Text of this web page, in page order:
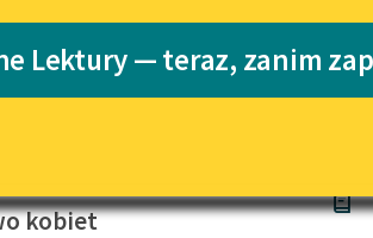
Lektury szkolne i klasyka
literatury do słuchania dla
E-kolekcja lektur szkolnych i
literatury do słuchania dla
Lektury — teraz, zanim
kobiet